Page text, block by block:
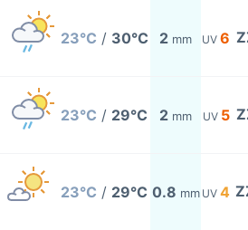
23°C / 30°C 2 mm UV 6
23°C / 29°C 2 mm UV 5
23°C / 29°C 0.8 mm UV 4